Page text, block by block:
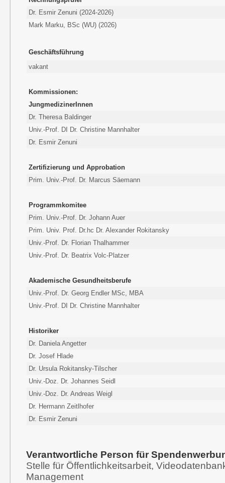
Dr. Esmir Zenuni (2024-2026)
Mark Marku, BSc (WU) (2026)
Geschäftsführung
vakant
Kommissionen:
JungmedizinerInnen
Dr. Theresa Baldinger
Univ.-Prof. DI Dr. Christine Mannhalter
Dr. Esmir Zenuni
Zertifizierung und Approbation
Prim. Univ.-Prof. Dr. Marcus Säemann
Programmkomitee
Prim. Univ.-Prof. Dr. Johann Auer
Prim. Univ. Prof. Dr.hc Dr. Alexander Rokitansky
Univ.-Prof. Dr. Florian Thalhammer
Univ.-Prof. Dr. Beatrix Volc-Platzer
Akademische Gesundheitsberufe
Univ.-Prof. Dr. Georg Endler MSc, MBA
Univ.-Prof. DI Dr. Christine Mannhalter
Historiker
Dr. Daniela Angetter
Dr. Josef Hlade
Dr. Ursula Rokitansky-Tilscher
Univ.-Doz. Dr. Johannes Seidl
Univ.-Doz. Dr. Andreas Weigl
Dr. Hermann Zeitlhofer
Dr. Esmir Zenuni
Verantwortliche Person für
Stelle für Öffentlichkeitsarbeit,
Management